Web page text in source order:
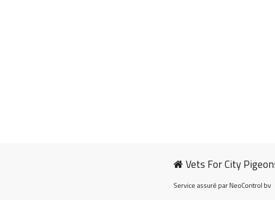
Vets For City
Service assuré par NeoControl bv